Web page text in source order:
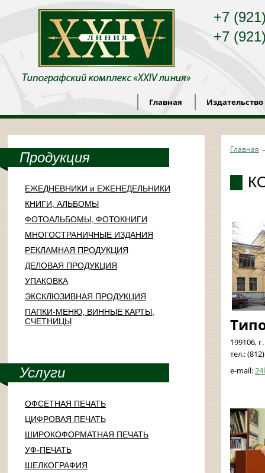
+7
+7
Главная Издательство
Продукция
ЕЖЕДНЕВНИКИ и ЕЖЕНЕДЕЛЬНИКИ
КНИГИ, АЛЬБОМЫ
ФОТОАЛЬБОМЫ, ФОТОКНИГИ
МНОГОСТРАНИЧНЫЕ ИЗДАНИЯ
РЕКЛАМНАЯ ПРОДУКЦИЯ
ДЕЛОВАЯ ПРОДУКЦИЯ
УПАКОВКА
ЭКСКЛЮЗИВНАЯ ПРОДУКЦИЯ
ПАПКИ-МЕНЮ, ВИННЫЕ КАРТЫ,
СЧЕТНИЦЫ
Услуги
ОФСЕТНАЯ ПЕЧАТЬ
ЦИФРОВАЯ ПЕЧАТЬ
ШИРОКОФОРМАТНАЯ ПЕЧАТЬ
УФ-ПЕЧАТЬ
ШЕЛКОГРАФИЯ
Главная
199106,
тел.:
e-mail: